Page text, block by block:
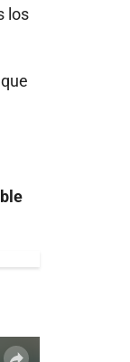
los